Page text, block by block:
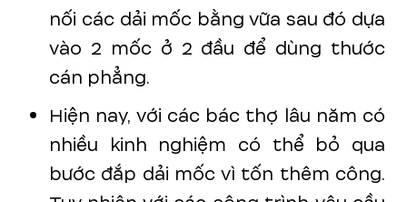
nối các dải mốc bằng vữa sau đó dựa
vào 2 mốc ở 2 đầu để dùng thước
cán phẳng.
Hiện nay, với các bác thợ lâu năm có
nhiều kinh nghiệm có thể bỏ qua
bước đắp dải mốc vì tốn thêm công.